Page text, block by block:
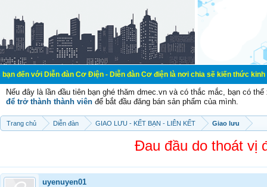
Diễn đàn Cơ Điện - Diễn đàn Cơ điện là nơi chia sẽ kiến thức kinh nghiệm
Nếu đây là lần đầu tiên bạn ghé thăm dmec.vn và có thắc mắc, bạn có
để trở thành thành viên để bắt đầu đăng bán sản phẩm của mình.
Trang chủ Diễn đàn GIAO LƯU - KẾT BẠN - LIÊN KẾT Giao lưu
Đau đầu do thoát vị
uyenuyen01